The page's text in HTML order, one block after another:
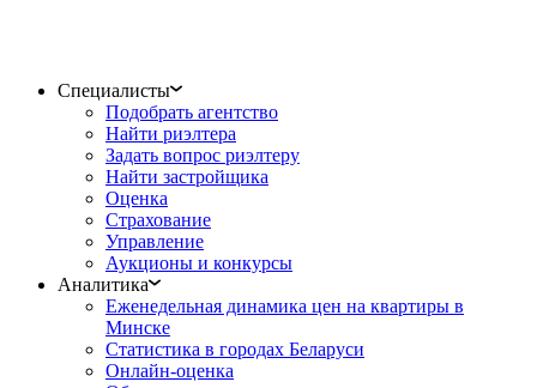
Специалисты
Подобрать агентство
Найти риэлтера
Задать вопрос риэлтеру
Найти застройщика
Оценка
Страхование
Управление
Аукционы и конкурсы
Аналитика
Еженедельная динамика цен на квартиры в
Минске
Статистика в городах Беларуси
Онлайн-оценка